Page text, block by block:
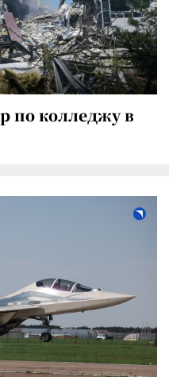
по колледжу в